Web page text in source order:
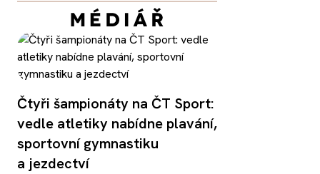
Čtyři šampionáty na ČT Sport:
vedle atletiky nabídne plavání,
sportovní gymnastiku
a jezdectví